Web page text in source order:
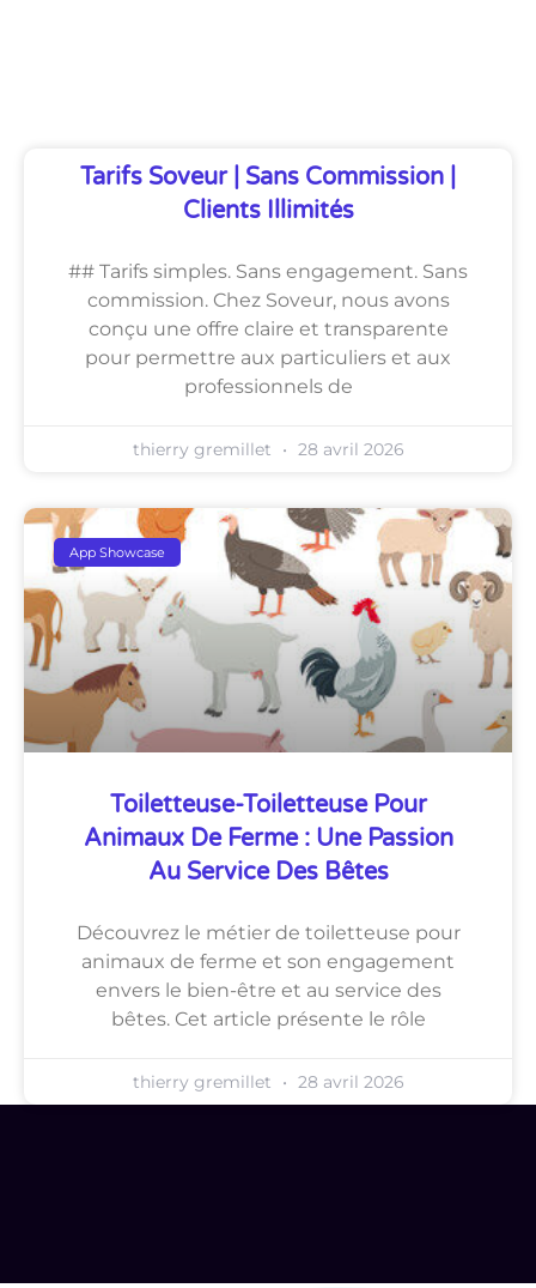
Tarifs Soveur | Sans Commission |
Clients Illimités
## Tarifs simples. Sans engagement. Sans
commission. Chez Soveur, nous avons
conçu une offre claire et transparente
pour permettre aux particuliers et aux
professionnels de
thierry gremillet 28 avril 2026
App Showcase
Toiletteuse-Toiletteuse Pour
Animaux De Ferme : Une Passion
Au Service Des Bêtes
Découvrez le métier de toiletteuse pour
animaux de ferme et son engagement
envers le bien-être et au service des
bêtes. Cet article présente le rôle
thierry gremillet 28 avril 2026